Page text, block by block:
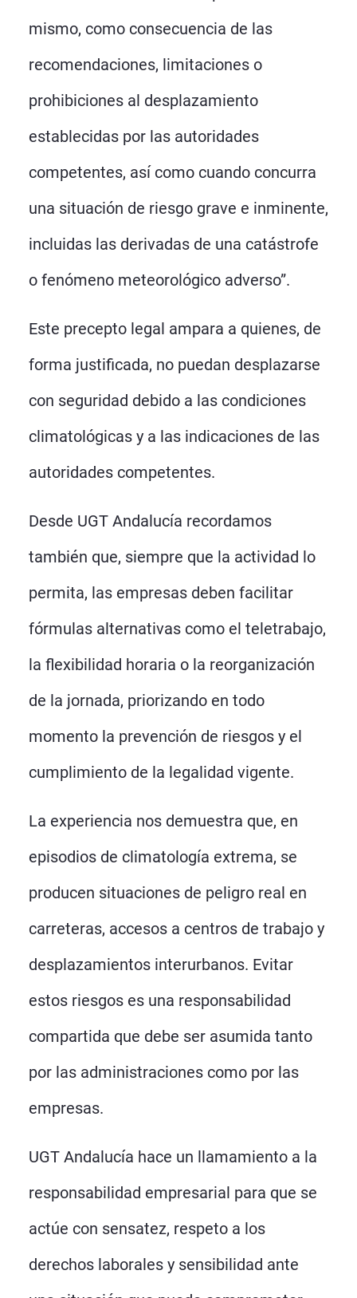
mismo, como consecuencia de las
recomendaciones, limitaciones o
prohibiciones al desplazamiento
establecidas por las autoridades
competentes, así como cuando concurra
una situación de riesgo grave e inminente,
incluidas las derivadas de una catástrofe
o fenómeno meteorológico adverso”.
Este precepto legal ampara a quienes, de
forma justificada, no puedan desplazarse
con seguridad debido a las condiciones
climatológicas y a las indicaciones de las
autoridades competentes.
Desde UGT Andalucía recordamos
también que, siempre que la actividad lo
permita, las empresas deben facilitar
fórmulas alternativas como el teletrabajo,
la flexibilidad horaria o la reorganización
de la jornada, priorizando en todo
momento la prevención de riesgos y el
cumplimiento de la legalidad vigente.
La experiencia nos demuestra que, en
episodios de climatología extrema, se
producen situaciones de peligro real en
carreteras, accesos a centros de trabajo y
desplazamientos interurbanos. Evitar
estos riesgos es una responsabilidad
compartida que debe ser asumida tanto
por las administraciones como por las
empresas.
UGT Andalucía hace un llamamiento a la
responsabilidad empresarial para que se
actúe con sensatez, respeto a los
derechos laborales y sensibilidad ante